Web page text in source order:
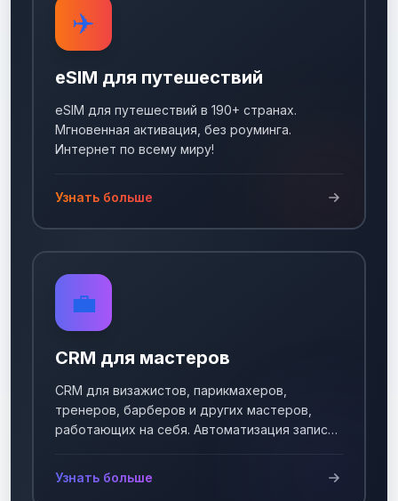
✈️
eSIM для путешествий
eSIM для путешествий в 190+ странах.
Мгновенная активация, без роуминга.
Интернет по всему миру!
Узнать больше
💼
CRM для мастеров
CRM для визажистов, парикмахеров,
тренеров, барберов и других мастеров,
работающих на себя. Автоматизация записи
Узнать больше